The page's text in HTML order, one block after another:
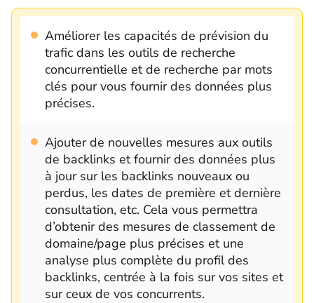
Améliorer les capacités de prévision du
trafic dans les outils de recherche
concurrentielle et de recherche par mots
clés pour vous fournir des données plus
précises.
Ajouter de nouvelles mesures aux outils
de backlinks et fournir des données plus
à jour sur les backlinks nouveaux ou
perdus, les dates de première et dernière
consultation, etc. Cela vous permettra
d’obtenir des mesures de classement de
domaine/page plus précises et une
analyse plus complète du profil des
backlinks, centrée à la fois sur vos sites et
sur ceux de vos concurrents.